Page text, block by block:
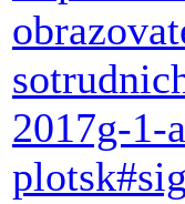
2017g-1-